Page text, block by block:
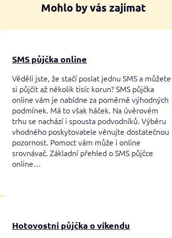
Mohlo by vás zajímat
SMS půjčka online
Věděli jste, že stačí poslat jednu SMS a můžete
si půjčit až několik tisíc korun? SMS půjčka
online vám je nabídne za poměrně výhodných
podmínek. Má to však háček. Na úvěrovém
trhu se nachází i spousta podvodníků. Výběru
vhodného poskytovatele věnujte dostatečnou
pozornost. Pomoct vám může i online
srovnávač. Základní přehled o SMS půjčce
online…
Hotovostní půjčka o víkendu